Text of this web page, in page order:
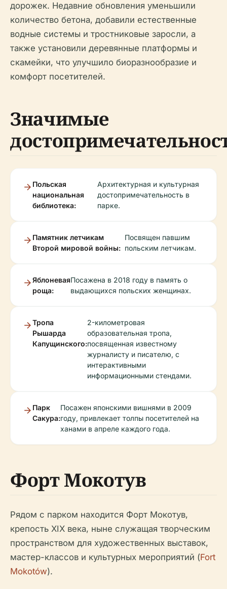
дорожек. Недавние обновления уменьшили
количество бетона, добавили естественные
водные системы и тростниковые заросли, а
также установили деревянные платформы и
скамейки, что улучшило биоразнообразие и
комфорт посетителей.
Значимые
Польская
национальная
библиотека:
Архитектурная и культурная
достопримечательность в
парке.
Памятник летчикам
Второй мировой войны:
Посвящен павшим
польским летчикам.
Яблоневая
роща:
Посажена в 2018 году в память о
выдающихся польских женщинах.
Тропа
Рышарда
Капущинского:
2-километровая
образовательная тропа,
посвященная известному
журналисту и писателю, с
интерактивными
информационными стендами.
Парк
Сакура:
Посажен японскими вишнями в 2009
году, привлекает толпы посетителей на
ханами в апреле каждого года.
Форт Мокотув
Рядом с парком находится Форт Мокотув,
крепость XIX века, ныне служащая творческим
пространством для художественных выставок,
мастер-классов и культурных мероприятий (Fort
Mokotów).